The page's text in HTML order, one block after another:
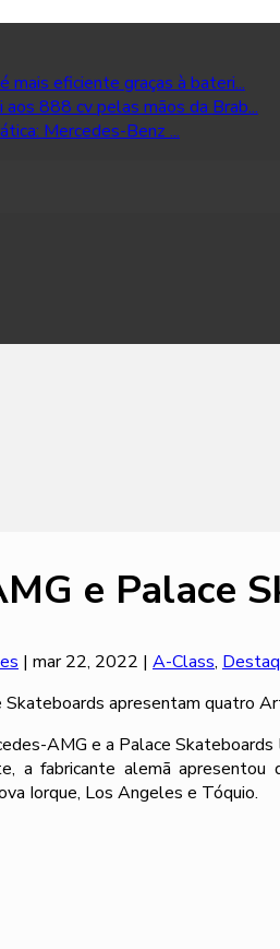
mais eficiente graças à bateri...
888 cv pelas mãos da Brab...
Mercedes-Benz ...
e Palace
| mar 22, 2022 | A-Class,
AMG e a Palace
a fabricante alemã
Iorque, Los Angeles e Tóquio.